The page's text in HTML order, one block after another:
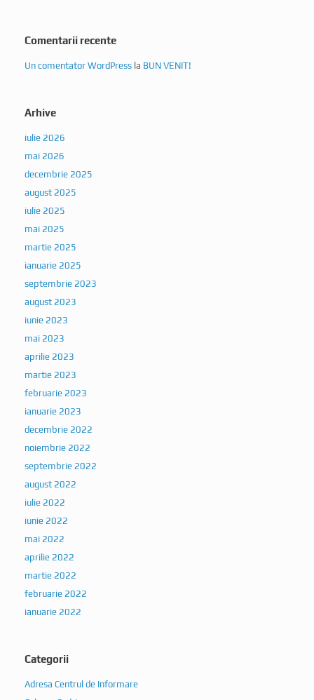
Comentarii recente
Un comentator WordPress la BUN VENIT!
Arhive
iulie 2026
mai 2026
decembrie 2025
august 2025
iulie 2025
mai 2025
martie 2025
ianuarie 2025
septembrie 2023
august 2023
iunie 2023
mai 2023
aprilie 2023
martie 2023
februarie 2023
ianuarie 2023
decembrie 2022
noiembrie 2022
septembrie 2022
august 2022
iulie 2022
iunie 2022
mai 2022
aprilie 2022
martie 2022
februarie 2022
ianuarie 2022
Categorii
Adresa Centrul de Informare